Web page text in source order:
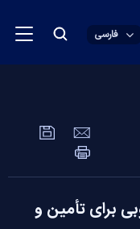
فارسی
برای تأمین و